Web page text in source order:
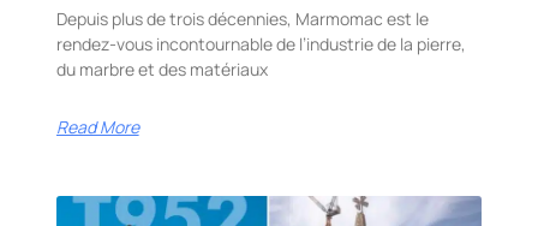
Depuis plus de trois décennies, Marmomac est le
rendez-vous incontournable de l’industrie de la pierre,
du marbre et des matériaux
Read More